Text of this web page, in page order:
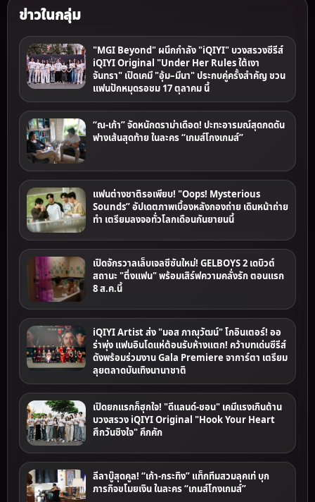
ข่าวในกลุ่ม
"MGI Beyond" ผนึกกำลัง "iQIYI" บวงสรวงซีรีส์
iQIYI Original "Under Her Rules ใต้เงา
จันทรา" เปิดเคมี "อุ้ม–มีนา" ประกบคู่ครั้งสำคัญ ชวน
แฟนปักหมุดรอชม 17 ตุลาคม นี้
“ณ-เก้า” จัดหนักดราม่าเดือด! ปะทะอารมณ์สุดกดดัน
ฟางเส้นสุดท้าย ในละคร “เกมส์โกงเกมส์”
แฟนต่างชาติรอเพียบ! "Oops! Mysterious
Sounds” อัปเดตภาพเบื้องหลังกองถ่าย เดินหน้าถ่าย
ทำ เตรียมลงจอทั่วโลกเดือนกันยายนนี้
เปิดจักรวาลเล็บเจลซีซันใหม่! GELBOYS 2 เดบิวต์
สถานะ "ติ่งแฟน" พร้อมเสิร์ฟความคลั่งรัก ตอนแรก
8 ส.ค.นี้
iQIYI Artist ส่ง "มอส ภาณุวัฒน์" โกอินเตอร์! ออ
ร่าพุ่ง แฟนอินโดแห่ต้อนรับห้างแตก! คว้าบทเด่นซีรีส์
ดังพร้อมร่วมงาน Gala Premiere จาการ์ตา เตรียม
ลุยตลาดบันเทิงนานาชาติ
เปิดยกแรกก็ฮุกใจ! "ดีแลนด์-ชอน" เคมีแรงเกินต้าน
บวงสรวง iQIYI Original "Hook Your Heart
ศึกวันชิงใจ" คึกคัก
ลีลาบู๊สุดคูล! “เก้า-กระทิง” แท็กทีมสวมลุคเท่ บุก
ภารกิจขโมยเงิน ในละคร “เกมส์โกงเกมส์”